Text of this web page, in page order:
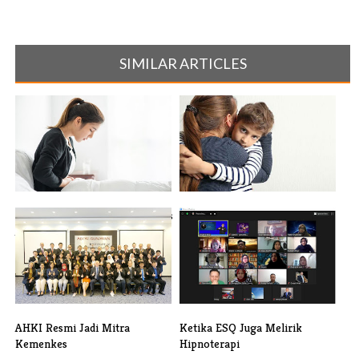
SIMILAR ARTICLES
Terkena GERD Gara-gara Kipas
Angin [...]
Gampang Tergoda Cewek
Cantik, Terny[...]
AHKI Resmi Jadi Mitra
Kemenkes
Ketika ESQ Juga Melirik
Hipnoterapi